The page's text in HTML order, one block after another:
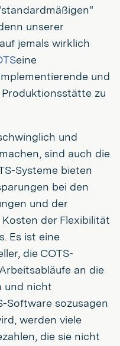
unserer
jemals wirklich
eine
und
zu
und
sind auch die
Systeme bieten
bei den
und der
der Flexibilität
Es ist eine
die COTS-
an die
und nicht
Software sozusagen
werden viele
die sie nicht